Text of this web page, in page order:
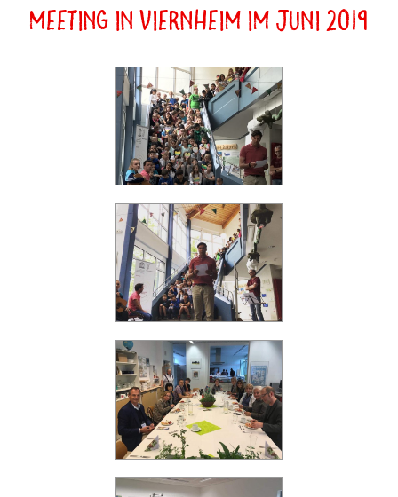
Meeting in Viernheim im Juni 2019